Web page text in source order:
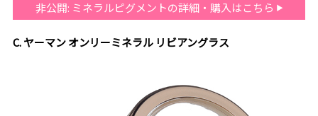
非公開: ミネラルピグメントの詳細・購入はこちら
C. ヤーマン オンリーミネラル リビアングラス